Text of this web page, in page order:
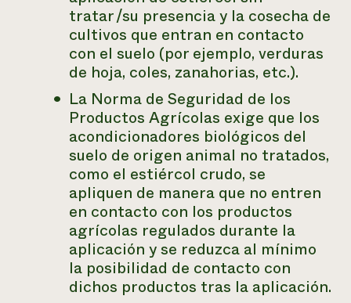
tratar /su presencia y la cosecha de
cultivos que entran en contacto
con el suelo (por ejemplo, verduras
de hoja, coles, zanahorias, etc.).
La Norma de Seguridad de los
Productos Agrícolas exige que los
acondicionadores biológicos del
suelo de origen animal no tratados,
como el estiércol crudo, se
apliquen de manera que no entren
en contacto con los productos
agrícolas regulados durante la
aplicación y se reduzca al mínimo
la posibilidad de contacto con
dichos productos tras la aplicación.